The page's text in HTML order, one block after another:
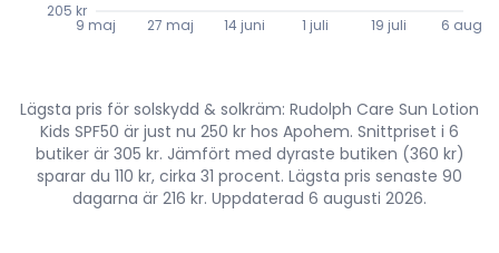
9 maj 27 maj 14 juni 1 juli 19 juli 6 aug.
205 kr
Lägsta pris för solskydd & solkräm: Rudolph Care Sun Lotion
Kids SPF50 är just nu 250 kr hos Apohem. Snittpriset i 6
butiker är 305 kr. Jämfört med dyraste butiken (360 kr)
sparar du 110 kr, cirka 31 procent. Lägsta pris senaste 90
dagarna är 216 kr. Uppdaterad 6 augusti 2026.